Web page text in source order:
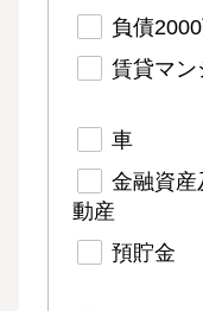
負債
賃貸マン
車
金融資産
動産
預貯金